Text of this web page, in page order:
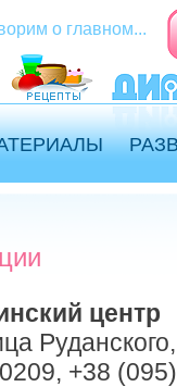
о главном...
центр
+38